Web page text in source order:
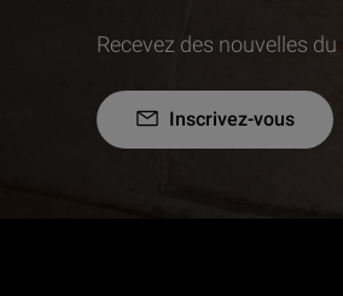
Recevez des nouvelles
Inscrivez-vous